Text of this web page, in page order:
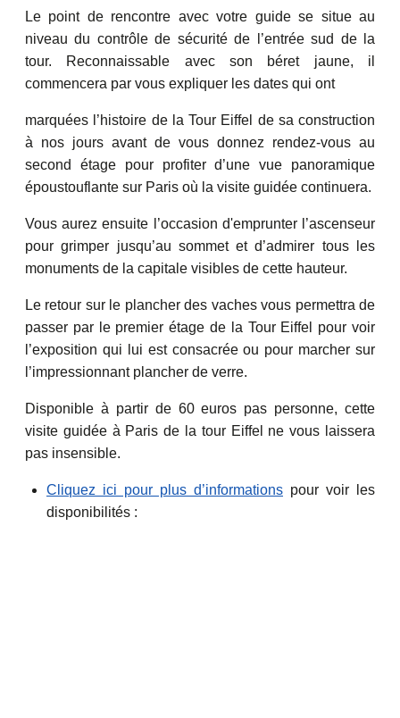
Le point de rencontre avec votre guide se situe au
niveau du contrôle de sécurité de l’entrée sud de la
tour. Reconnaissable avec son béret jaune, il
commencera par vous expliquer les dates qui ont
marquées l’histoire de la Tour Eiffel de sa construction
à nos jours avant de vous donnez rendez-vous au
second étage pour profiter d’une vue panoramique
époustouflante sur Paris où la visite guidée continuera.
Vous aurez ensuite l’occasion d'emprunter l’ascenseur
pour grimper jusqu’au sommet et d’admirer tous les
monuments de la capitale visibles de cette hauteur.
Le retour sur le plancher des vaches vous permettra de
passer par le premier étage de la Tour Eiffel pour voir
l’exposition qui lui est consacrée ou pour marcher sur
l’impressionnant plancher de verre.
Disponible à partir de 60 euros pas personne, cette
visite guidée à Paris de la tour Eiffel ne vous laissera
pas insensible.
Cliquez ici pour plus d’informations pour voir les
disponibilités :